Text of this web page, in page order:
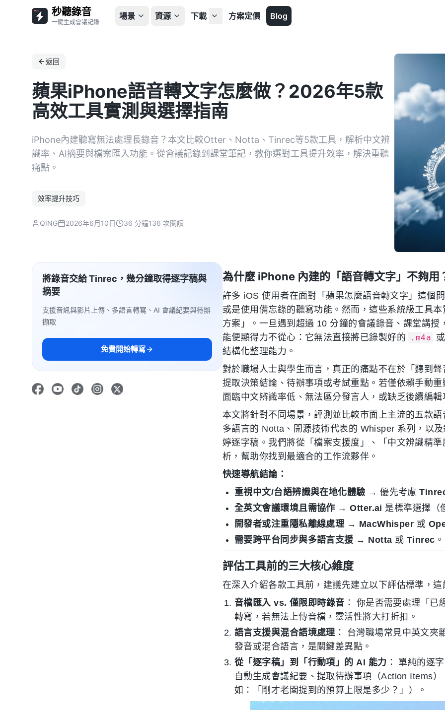
秒聽錄音
一鍵生成會議記錄
場景 資源 下載 方案定價 Blog
返回
蘋果iPhone語音轉文字怎麼做？2026年5款
高效工具實測與選擇指南
iPhone內建聽寫無法處理長錄音？本文比較Otter、Notta、Tinrec等5款工具，解析中文辨
識率、AI摘要與檔案匯入功能。從會議記錄到課堂筆記，教你選對工具提升效率，解決重聽
痛點。
效率提升技巧
QING 2026年6月10日 36 分鐘136 次閱讀
將錄音交給 Tinrec，幾分鐘取得逐字稿與
摘要
支援音訊與影片上傳、多語言轉寫、AI 會議紀要與待辦
擷取
免費開始轉寫
為什麼 iPhone 內建的「語音轉文字」不夠用
許多 iOS 使用者在面對「蘋果怎麼語音轉文字」這個
或是使用備忘錄的聽寫功能。然而，這些系統級工具
方案」。一旦遇到超過 10 分鐘的會議錄音、課堂講
能便顯得力不從心：它無法直接將已錄製好的
.m4a
結構化整理能力。
對於職場人士與學生而言，真正的痛點不在於「聽到
提取決策結論、待辦事項或考試重點。若僅依賴手動
面臨中文辨識率低、無法區分發言人，或缺乏後續編
本文將針對不同場景，評測並比較市面上主流的五款
多語言的 Notta、開源技術代表的 Whisper 系列，以
婷逐字稿。我們將從「檔案支援度」、「中文辨識精
析，幫助你找到最適合的工作流夥伴。
快速導航結論：
重視中文/台語辨識與在地化體驗 → 優先考慮
全英文會議環境且需協作 →Otter.ai 是標準選擇（
開發者或注重隱私離線處理→ MacWhisper 或
需要跨平台同步與多語言支援 → Notta 或 Tinrec 。
評估工具前的三大核心維度
在深入介紹各款工具前，建議先建立以下評估標準，
音檔匯入 vs. 僅限即時錄音 ： 你是否需要處理「
轉寫，若無法上傳音檔，靈活性將大打折扣。
語言支援與混合語境處理： 台灣職場常見中英文夾
發音或混合語言，是關鍵差異點。
從「逐字稿」到「行動項」的 AI 能力 ： 單純的逐
自動生成會議紀要、提取待辦事項（Action Items
如：「剛才老闆提到的預算上限是多少？」）。